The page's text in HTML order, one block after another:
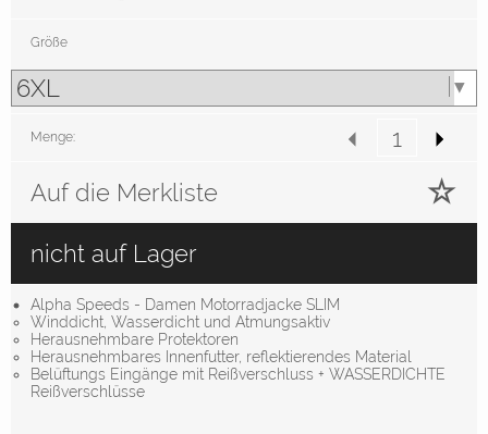
Größe
Menge:
Auf die Merkliste
nicht auf Lager
Alpha Speeds - Damen Motorradjacke SLIM
Winddicht, Wasserdicht und Atmungsaktiv
Herausnehmbare Protektoren
Herausnehmbares Innenfutter, reflektierendes Material
Belüftungs Eingänge mit Reißverschluss + WASSERDICHTE
Reißverschlüsse